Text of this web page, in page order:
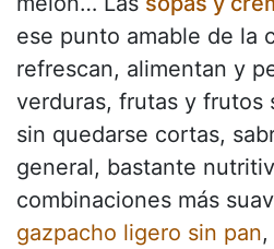
ese punto amable de la
refrescan, alimentan y
verduras, frutas y frutos
sin quedarse cortas,
general, bastante
combinaciones más
gazpacho ligero sin pan